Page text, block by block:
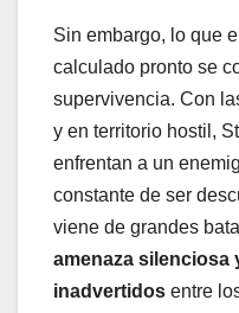
Sin embargo, lo que
calculado pronto se
supervivencia. Con
y en territorio hostil,
enfrentan a un
constante de ser
viene de grandes
amenaza silenciosa
inadvertidos entre